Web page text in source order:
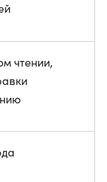
чтении,